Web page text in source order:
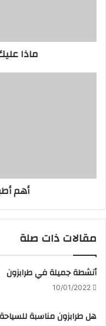
ماذا
أهم
مقالات ذات صلة
أنشطة جميلة في طرابزون
10/01/2022
هل طرابزون مناسبة